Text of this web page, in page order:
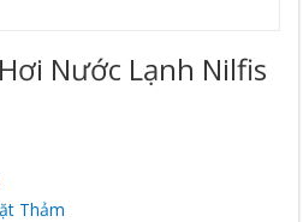
Nước Lạnh Nilfis
Thảm